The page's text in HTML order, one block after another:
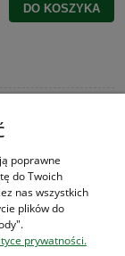
DO KOSZYKA
13 cm
72,57 zł
netto:59,00 zł
poprawne
do Twoich
nas wszystkich
plików do
prywatności.